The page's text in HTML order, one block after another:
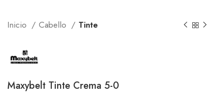
Inicio Cabello Tinte
Maxybelt Tinte Crema 5-0